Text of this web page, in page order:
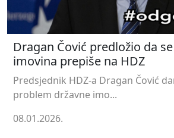
Dragan Čović predložio da
imovina prepiše na HDZ
Predsjednik HDZ-a Dragan Čović
problem državne imo...
08.01.2026.